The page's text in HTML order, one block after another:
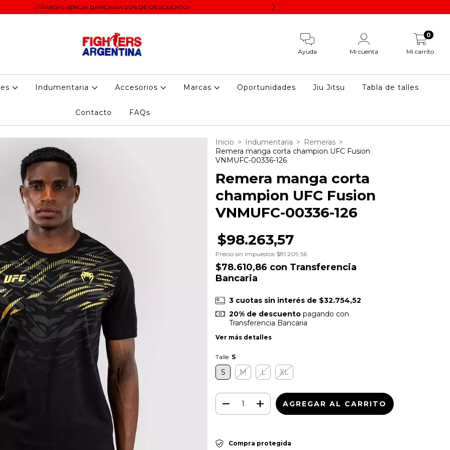
¡TRANSFERENCIA BANCARIA 20% DE DESCUENTO!
Ayuda Mi cuenta Mi carrito
0
Indumentaria Accesorios Marcas Oportunidades Jiu Jitsu Tabla de talles
Contacto FAQs
Inicio > Indumentaria > Remeras >
Remera manga corta champion UFC Fusion
VNMUFC-00336-126
Remera manga corta
champion UFC Fusion
VNMUFC-00336-126
$98.263,57
Precio sin impuestos $81.209,56
$78.610,86 con Transferencia
Bancaria
3 cuotas sin interés de $32.754,52
20% de descuentopagando con
Transferencia Bancaria
Ver más detalles
Talle: S
S M L XL
Compra protegida